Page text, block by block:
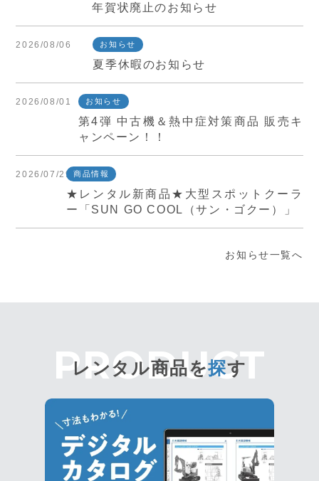
年賀状廃止のお知らせ
2026/08/06 お知らせ
夏季休暇のお知らせ
2026/08/01 お知らせ
第4弾 中古機＆熱中症対策商品 販売キ
ャンペーン！！
2026/07/29 商品情報
★レンタル新商品★大型スポットクーラ
ー「SUN GO COOL（サン・ゴクー）」
お知らせ一覧へ
レンタル商品を探す